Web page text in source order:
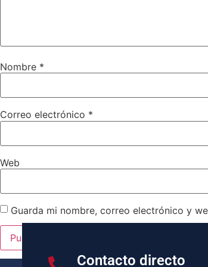
Nombre *
Correo electrónico *
Web
Guarda mi nombre, correo electrónico y
Contacto directo